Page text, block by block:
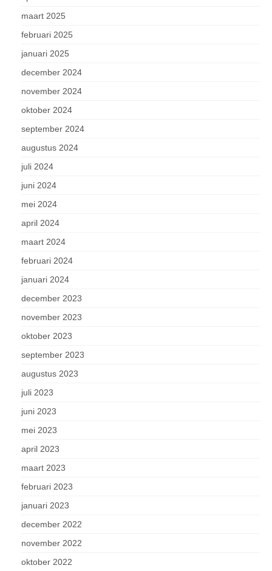
maart 2025
februari 2025
januari 2025
december 2024
november 2024
oktober 2024
september 2024
augustus 2024
juli 2024
juni 2024
mei 2024
april 2024
maart 2024
februari 2024
januari 2024
december 2023
november 2023
oktober 2023
september 2023
augustus 2023
juli 2023
juni 2023
mei 2023
april 2023
maart 2023
februari 2023
januari 2023
december 2022
november 2022
oktober 2022